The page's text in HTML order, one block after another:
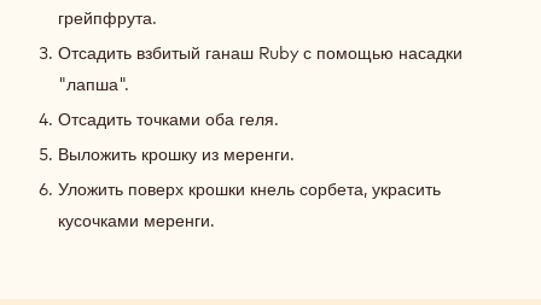
грейпфрута.
Отсадить взбитый ганаш Ruby с помощью насадки
"лапша".
Отсадить точками оба геля.
Выложить крошку из меренги.
Уложить поверх крошки кнель сорбета, украсить
кусочками меренги.